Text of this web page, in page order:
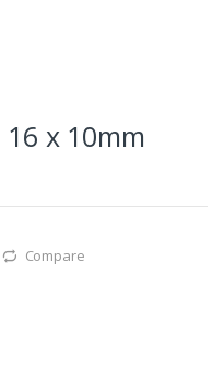
x 10mm
Compare